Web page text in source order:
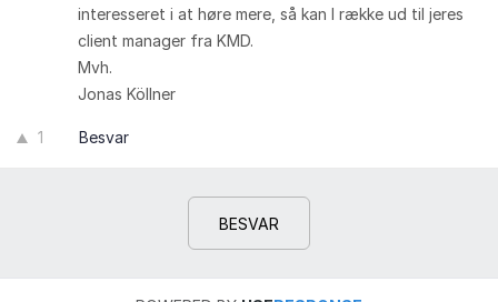
interesseret i at høre mere, så kan I række ud til jeres
client manager fra KMD.
Mvh.
Jonas Köllner
1 Besvar
BESVAR